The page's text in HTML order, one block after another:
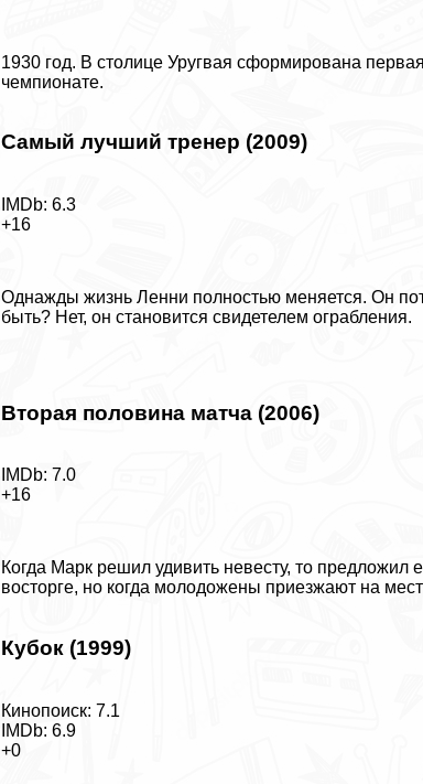
1930 год. В столице Уругвая сформирована
чемпионате.
Самый лучший тренер (2009)
IMDb: 6.3
+16
Однажды жизнь Ленни полностью меняется. Он
быть? Нет, он становится свидетелем ограбления.
Вторая половина матча (2006)
IMDb: 7.0
+16
Когда Марк решил удивить невесту, то
восторге, но когда молодожены приезжают на
Кубок (1999)
Кинопоиск: 7.1
IMDb: 6.9
+0